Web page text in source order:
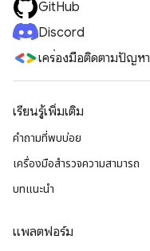
GitHub
Discord
เครื่องมือติดตามปัญหา
เรียนรู้เพิ่มเติม
คำถามที่พบบ่อย
เครื่องมือสำรวจความสามารถ
บทแนะนำ
แพลตฟอร์ม